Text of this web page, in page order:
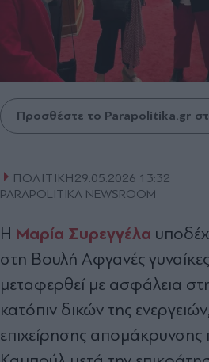
Προσθέστε το Parapolitika.gr
ΠΟΛΙΤΙΚΗ29.05.2026 13:32
PARAPOLITIKA NEWSROOM
Η Μαρία Συρεγγέλα
στη Βουλή Αφγανές
μεταφερθεί με ασφάλεια
κατόπιν δικών της
επιχείρησης απομάκρυνσης